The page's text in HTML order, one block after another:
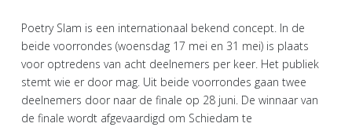
Poetry Slam is een internationaal bekend concept. In de
beide voorrondes (woensdag 17 mei en 31 mei) is plaats
voor optredens van acht deelnemers per keer. Het publiek
stemt wie er door mag. Uit beide voorrondes gaan twee
deelnemers door naar de finale op 28 juni. De winnaar van
de finale wordt afgevaardigd om Schiedam te